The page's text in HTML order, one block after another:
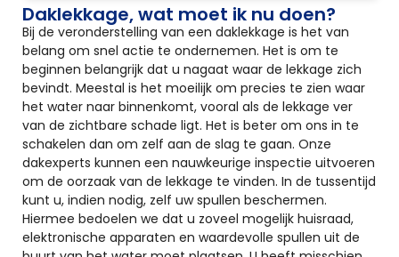
Daklekkage, wat moet ik nu doen?
Bij de veronderstelling van een daklekkage is het van
belang om snel actie te ondernemen. Het is om te
beginnen belangrijk dat u nagaat waar de lekkage zich
bevindt. Meestal is het moeilijk om precies te zien waar
het water naar binnenkomt, vooral als de lekkage ver
van de zichtbare schade ligt. Het is beter om ons in te
schakelen dan om zelf aan de slag te gaan. Onze
dakexperts kunnen een nauwkeurige inspectie uitvoeren
om de oorzaak van de lekkage te vinden. In de tussentijd
kunt u, indien nodig, zelf uw spullen beschermen.
Hiermee bedoelen we dat u zoveel mogelijk huisraad,
elektronische apparaten en waardevolle spullen uit de